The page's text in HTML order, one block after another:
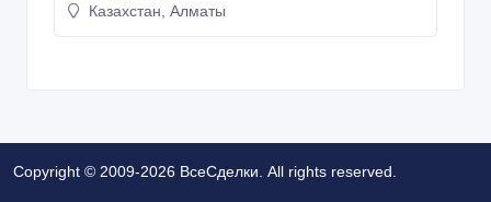
Казахстан, Алматы
Copyright © 2009-2026 ВсеСделки. All rights reserved.